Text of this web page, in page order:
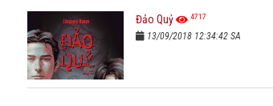
Đảo Quỷ 4717
13/09/2018 12:34:42 SA